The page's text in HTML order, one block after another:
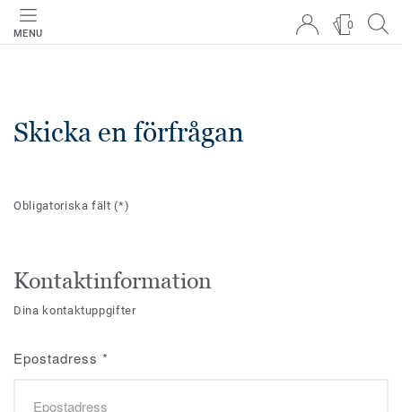
MENU
0
Skicka en förfrågan
Obligatoriska fält(*)
Kontaktinformation
Dina kontaktuppgifter
Epostadress *